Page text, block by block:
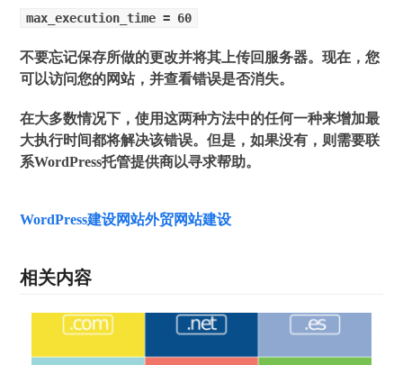
max_execution_time = 60
不要忘记保存所做的更改并将其上传回服务器。现在，您
可以访问您的网站，并查看错误是否消失。
在大多数情况下，使用这两种方法中的任何一种来增加最
大执行时间都将解决该错误。但是，如果没有，则需要联
系WordPress托管提供商以寻求帮助。
WordPress建设网站外贸网站建设
相关内容